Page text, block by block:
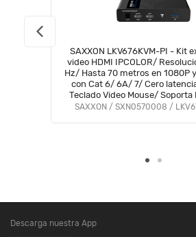
SAXXON LKV676KVM-PI - Kit
video HDMI IPCOLOR/
Hz/ Hasta 70 metros en 1080P
con Cat 6/ 6A/ 7/ Cero
Teclado Video Mouse/ Soporta
SAXXON / SXN0570008 /
Descarga nuestra App